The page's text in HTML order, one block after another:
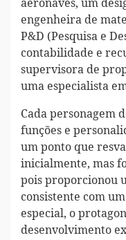
aeronaves, um
engenheira de
P&D (Pesquisa e
contabilidade e
supervisora de
uma especialista
Cada personagem
funções e
um ponto que
inicialmente, mas
pois proporcionou
consistente com um
especial, o
desenvolvimento